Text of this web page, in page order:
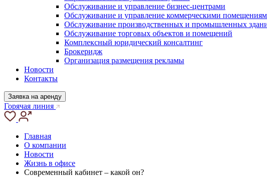
Обслуживание и управление бизнес-центрами
Обслуживание и управление коммерческими
Обслуживание производственных и промышленных
Обслуживание торговых объектов и помещений
Комплексный юридический консалтинг
Брокеридж
Организация размещения рекламы
Новости
Контакты
Заявка на аренду
Горячая линия
Главная
О компании
Новости
Жизнь в офисе
Современный кабинет – какой он?